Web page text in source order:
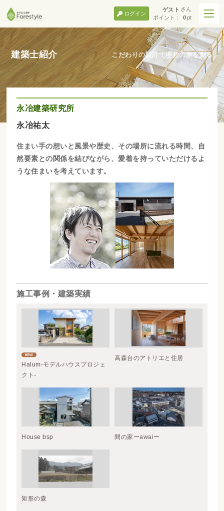
ゲスト さん
ポイント：
0pt
ログイン
建築士紹介 こだわりの設計で理想の家を創る
永冶建築研究所
永冶祐太
住まい手の想いと風景や歴史、その場所に流れる時間、自
然要素との関係を結びながら、愛着を持っていただけるよ
うな住まいを考えています。
施工事例・建築実績
Halum-モデルハウスプロジェ
クト-
高森台のアトリエと住居
House bsp 間の家ーawaiー
矩形の森